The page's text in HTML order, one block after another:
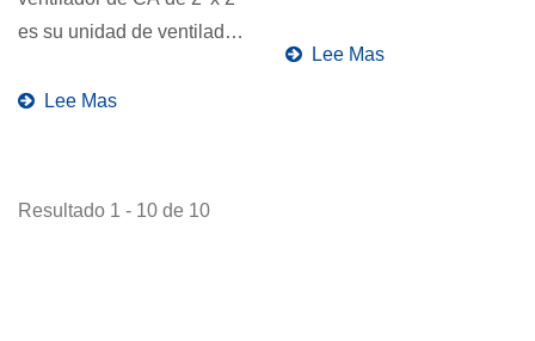
es su unidad de ventilador
Lee Mas
contaminación...
Lee Mas
Resultado 1 - 10 de 10